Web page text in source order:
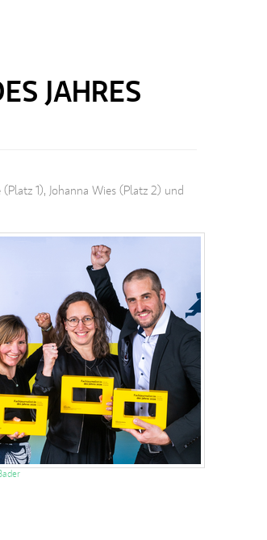
JAHRES
1), Johanna Wies (Platz 2) und